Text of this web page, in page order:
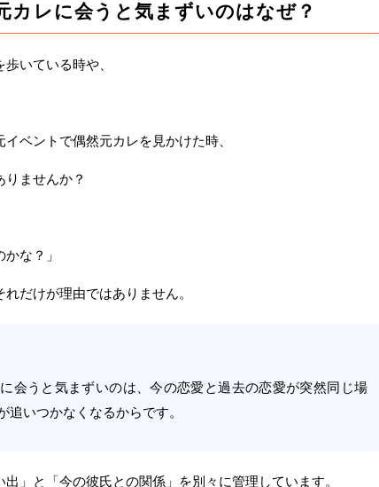
カレに会うと気まずいのはなぜ？
いている時や、
ベントで偶然元カレを見かけた時、
ませんか？
な？」
だけが理由ではありません。
会うと気まずいのは、今の恋愛と過去の恋愛が突然同じ場
追いつかなくなるからです。
」と「今の彼氏との関係」を別々に管理しています。